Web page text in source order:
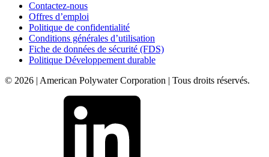
Contactez-nous
Offres d’emploi
Politique de confidentialité
Conditions générales d’utilisation
Fiche de données de sécurité (FDS)
Politique Développement durable
© 2026 | American Polywater Corporation | Tous droits réservés.